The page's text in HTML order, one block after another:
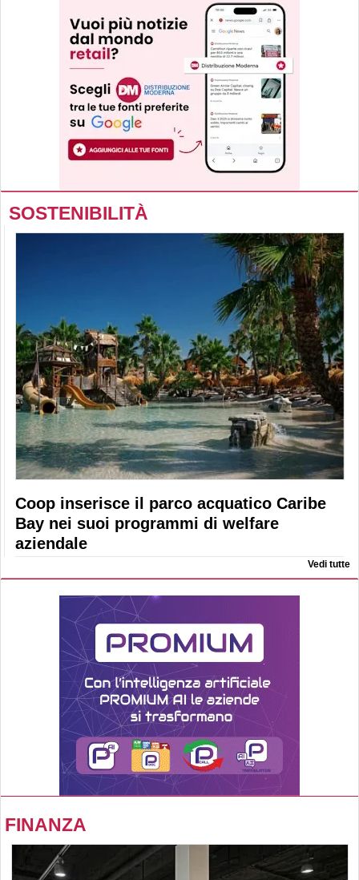
SOSTENIBILITÀ
Coop inserisce il parco acquatico Caribe
Bay nei suoi programmi di welfare
aziendale
Vedi tutte
FINANZA